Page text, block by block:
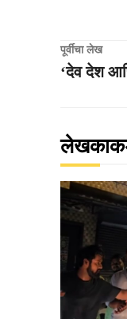
पूर्वीचा लेख
‘देव देश